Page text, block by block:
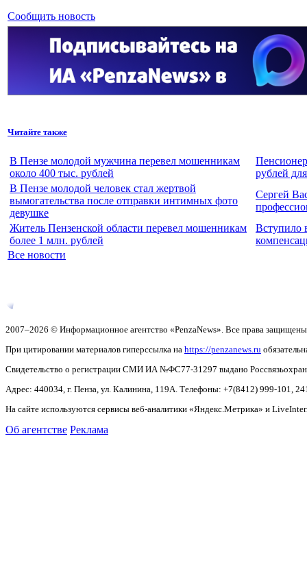
Сообщить новость
Читайте также
В Пензе молодой мужчина перевел мошенникам
около 400 тыс. рублей
рублей
В Пензе молодой человек стал жертвой
вымогательства после отправки интимных фото
девушке
Сергей
Житель Пензенской области перевел мошенникам
более 1 млн. рублей
Вступило
Все новости
2007–2026 © Информационное агентство «PenzaNews». Все права
При цитировании материалов гиперссылка на https://penzanews.ru
Свидетельство о регистрации СМИ ИА №ФС77-31297 выдано
Адрес: 440034, г. Пенза, ул. Калинина, 119А. Телефоны: +7(8412) 999-101,
На сайте используются сервисы веб-аналитики «Яндекс.Метрика» и
Об агентстве Реклама